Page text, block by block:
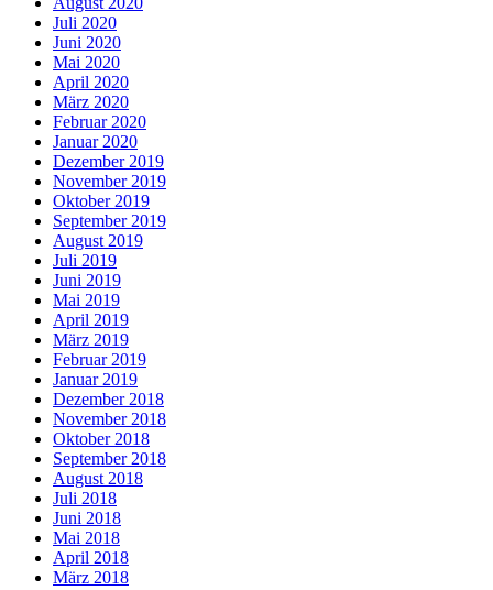
Juli 2020
Juni 2020
Mai 2020
April 2020
März 2020
Februar 2020
Januar 2020
Dezember 2019
November 2019
Oktober 2019
September 2019
August 2019
Juli 2019
Juni 2019
Mai 2019
April 2019
März 2019
Februar 2019
Januar 2019
Dezember 2018
November 2018
Oktober 2018
September 2018
August 2018
Juli 2018
Juni 2018
Mai 2018
April 2018
März 2018